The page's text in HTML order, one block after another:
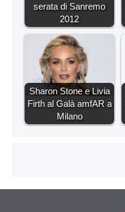
serata di Sanremo
2012
Sharon Stone e Livia
Firth al Galà amfAR a
Milano